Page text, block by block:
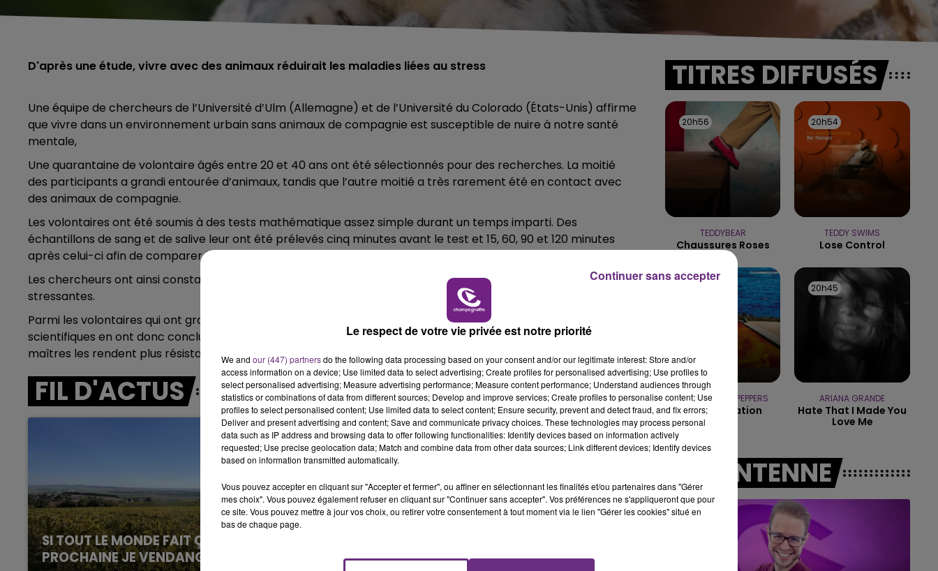
5h00 - 6h00
LE BEST OF DE LA FAMILLE
CHAMPAGNE FM
LA FAMILLE
10h00 - 14h00
LE TICKET DE CAISSE
D'après une étude, vivre avec des animaux réduirait les maladies liées au stress
Une équipe de chercheurs de l’Université d’Ulm (Allemagne) et de l’Université du Colorado (États-Unis) affirme
que vivre dans un environnement urbain sans animaux de compagnie est susceptible de nuire à notre santé
mentale,
Une quarantaine de volontaire âgés entre 20 et 40 ans ont été sélectionnés pour des recherches. La moitié
des participants a grandi entourée d’animaux, tandis que l’autre moitié a très rarement été en contact avec
des animaux de compagnie.
Les volontaires ont été soumis à des tests mathématique assez simple durant un temps imparti. Des
échantillons de sang et de salive leur ont été prélevés cinq minutes avant le test et 15, 60, 90 et 120 minutes
après celui-ci afin de comparer les résultats.
Les chercheurs ont ainsi constaté que les participants du second groupe sont plus aptes à gérer des situations
stressantes.
Parmi les volontaires qui ont grandi avec des animaux, les réactions aux stress étaient plutôt modérées. Les
scientifiques en ont donc conclu que les micro-organismes transmis par les animaux de compagnie à leurs
maîtres les rendent plus résistants au stress.
FIL D'ACTUS
SI TOUT LE MONDE FAIT ÇA, MOI L'ANNÉE
PROCHAINE JE VENDANGE EN...
L'ORDRE SUR LES CONDITIONS DE...
TITRES DIFFUSÉS
20h56
20h56
TEDDYBEAR
Chaussures Roses
20h54
20h54
TEDDY SWIMS
Lose Control
RED HOT CHILI PEPPERS
Californication
20h45
20h45
ARIANA GRANDE
Hate That I Made You
Love Me
A L'ANTENNE
Le respect de votre vie privée est notre priorité
We and our (447) partnersdo the following data processing based on your consent and/or our legitimate interest: Store and/or
access information on a device; Use limited data to select advertising; Create profiles for personalised advertising; Use profiles to
select personalised advertising; Measure advertising performance; Measure content performance; Understand audiences through
statistics or combinations of data from different sources; Develop and improve services; Create profiles to personalise content; Use
profiles to select personalised content; Use limited data to select content; Ensure security, prevent and detect fraud, and fix errors;
Deliver and present advertising and content; Save and communicate privacy choices. These technologies may process personal
data such as IP address and browsing data to offer following functionalities: Identify devices based on information actively
requested; Use precise geolocation data; Match and combine data from other data sources; Link different devices; Identify devices
based on information transmitted automatically.
Vous pouvez accepter en cliquant sur "Accepter et fermer", ou affiner en sélectionnant les finalités et/ou partenaires dans "Gérer
mes choix". Vous pouvez également refuser en cliquant sur "Continuer sans accepter". Vos préférences ne s'appliqueront que pour
ce site. Vous pouvez mettre à jour vos choix, ou retirer votre consentement à tout moment via le lien "Gérer les cookies" situé en
bas de chaque page.
Continuer sans accepter